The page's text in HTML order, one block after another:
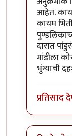
आहेत. काय
कायम
दारात
मांडीला
भुंग्याची
प्रतिसाद